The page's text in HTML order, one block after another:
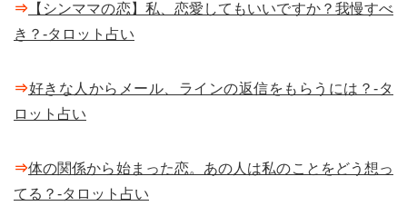
⇒ 【シンママの恋】私、恋愛してもいいですか？我慢すべ
き？-タロット占い
⇒好きな人からメール、ラインの返信をもらうには？-タ
ロット占い
⇒体の関係から始まった恋。あの人は私のことをどう想っ
てる？-タロット占い